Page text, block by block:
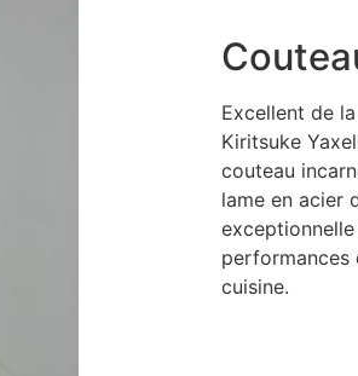
Excellent de la
Kiritsuke
couteau
lame en acier
performances
cuisine.